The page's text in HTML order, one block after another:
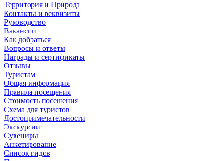
Территория и Природа
Контакты и реквизиты
Руководство
Вакансии
Как добраться
Вопросы и ответы
Награды и сертификаты
Отзывы
Туристам
Общая информация
Правила посещения
Стоимость посещения
Схема для туристов
Достопримечательности
Экскурсии
Сувениры
Анкетирование
Список гидов